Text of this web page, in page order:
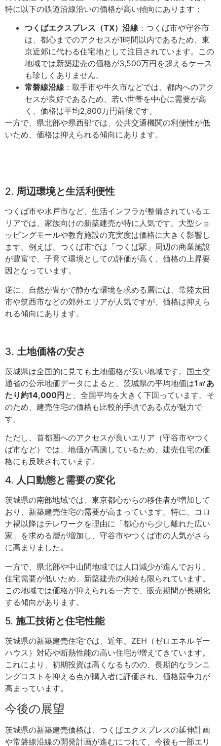
特に以下の鉄道沿線沿いの価格が高い傾向にあります：
つくばエクスプレス（TX）沿線 ：つくば市や守谷市
は、都心までのアクセスが1時間以内であるため、東
京近郊に代わる住宅地として注目されています。この
地域では新築建売の価格が3,500万円を超えるケース
も珍しくありません。
常磐線沿線 ：取手市や牛久市などでは、都内へのアク
セスが良好であるため、若い世帯を中心に需要が高
く、価格は平均2,800万円前後です。
一方で、県北部や県西部では、公共交通機関の利便性が低
いため、価格は抑えられる傾向にあります。
2. 周辺環境と生活利便性
つくば市や水戸市など、生活インフラが整備されているエ
リアでは、家族向けの新築建売が特に人気です。大型ショ
ッピングモールや教育施設の充実度は価格に大きく影響し
ます。例えば、つくば市では「つくば駅」周辺の商業施設
が豊富で、子育て環境としての評価が高く、価格の上昇要
因となっています。
逆に、自然が豊かで静かな環境を求める層には、常陸太田
市や筑西市などの郊外エリアが人気ですが、価格は抑えら
れる傾向にあります。
3. 土地価格の安さ
茨城県は全国的に見ても土地価格が安い地域です。国土交
通省の公示地価データによると、茨城県の平均地価は1㎡あ
たり約14,000円と、全国平均を大きく下回っています。そ
のため、建売住宅の価格も比較的手頃である点が魅力で
す。
ただし、首都圏へのアクセスが良いエリア（守谷市やつく
ば市など）では、地価が高騰しているため、建売住宅の価
格にも反映されています。
4. 人口動態と需要の変化
茨城県の南部地域では、東京都心からの移住者が増加して
おり、新築建売住宅の需要が高まっています。特に、コロ
ナ禍以降はテレワークを理由に「都心から少し離れた広い
家」を求める層が増加し、守谷市やつくば市の人気がさら
に高まりました。
一方で、県北部や中山間地域では人口減少が進んでおり、
住宅需要が低いため、新築建売の供給も限られています。
この地域では価格が抑えられる一方で、販売期間が長期化
する傾向があります。
5. 施工技術と住宅性能
茨城県の新築建売住宅では、近年、ZEH（ゼロエネルギー
ハウス）対応や断熱性能の高い住宅が増えてきています。
これにより、初期投資は高くなるものの、長期的なランニ
ングコストを抑える点が購入者に評価され、価格競争力が
高まっています。
今後の展望
茨城県の新築建売価格は、つくばエクスプレスの延伸計画
や常磐線沿線の開発計画が進むにつれて、今後も一部エリ